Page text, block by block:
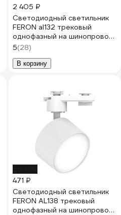
2 405 ₽
Светодиодный светильник
FERON al132 трековый
однофазный на шинопровод
40w 4000k 120 градусов
черный серия mattline
48723
5(28)
В корзину
471 ₽
Светодиодный светильник
FERON AL138 трековый
однофазный на шинопровод